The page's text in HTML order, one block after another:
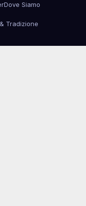
Dove Siamo
Tradizione